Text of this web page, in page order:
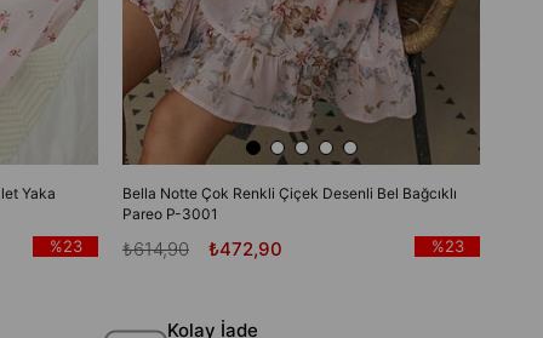
Yaka
%23
Bella Notte Çok Renkli Çiçek Desenli Bel Bağcıklı
Pareo P-3001
₺472,90
₺614,90 %23
Kolay İade